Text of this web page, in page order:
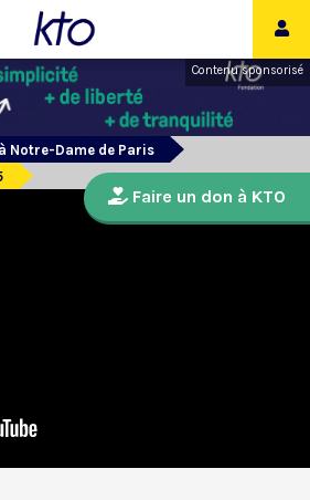
Contenu sponsorisé
Notre-Dame de Paris
Faire un don à KTO